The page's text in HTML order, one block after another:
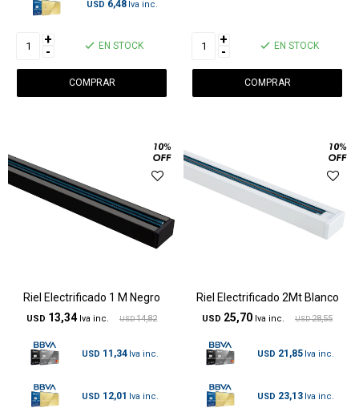
USD 6,48
+
- EN STOCK +
- EN STOCK
Riel Electrificado 1 M Negro
USD 13,34 USD 14,82
USD 11,34
USD 12,01
Riel Electrificado 2Mt Blanco
USD 25,70 USD 28,55
USD 21,85
USD 23,13